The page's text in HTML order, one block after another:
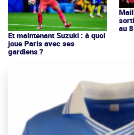
Et maintenant Suzuki : à quoi
joue Paris avec ses
gardiens ?
au